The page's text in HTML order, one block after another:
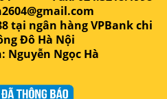
tại ngân hàng VPBank chi
Đô Hà Nội
Nguyễn Ngọc Hà